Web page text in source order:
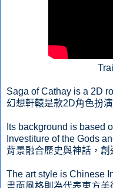
Saga of Cathay is a 2D
幻想軒轅是款2D角色扮
Its background is based
Investiture of the Gods
背景融合歷史與神話，
The art style is Chinese